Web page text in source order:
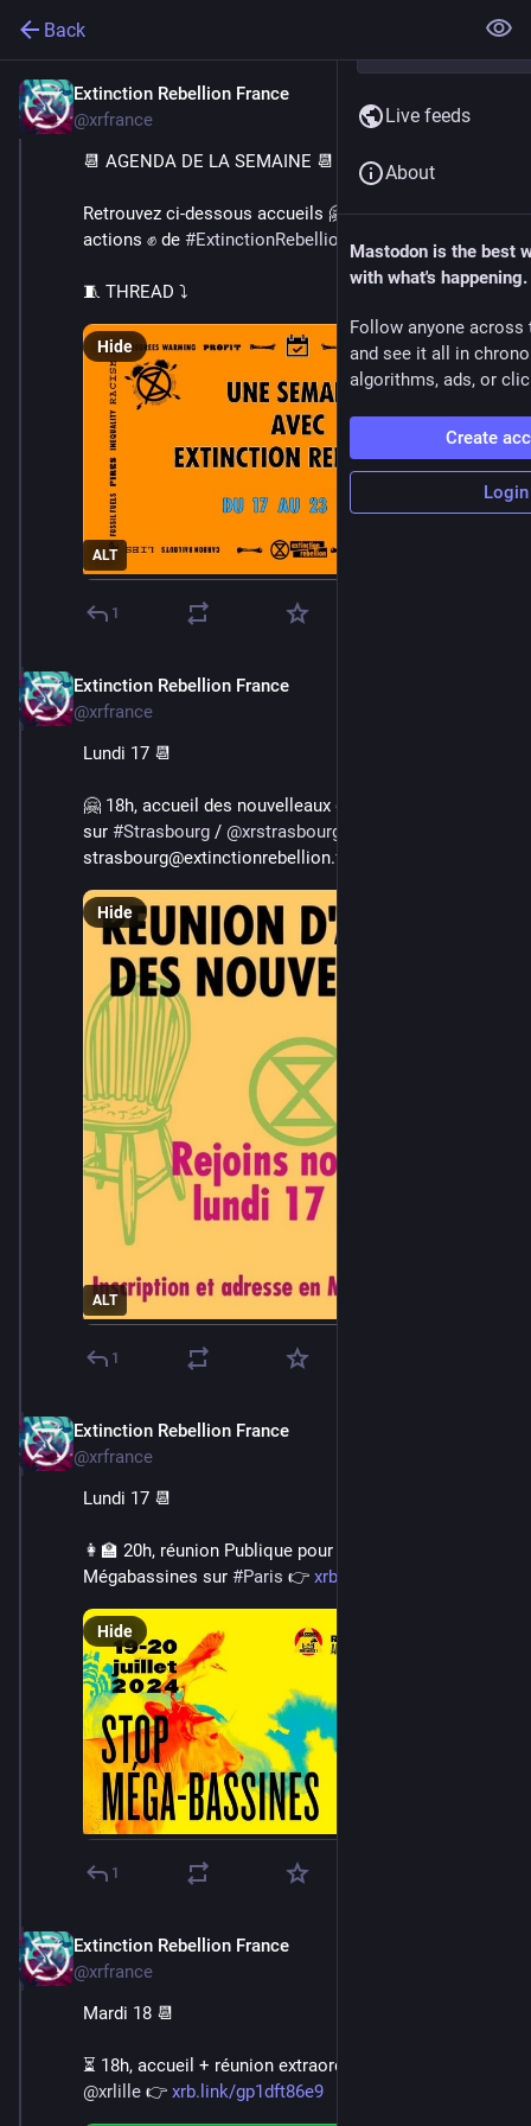
Back
Extinction Rebellion France
@xrfrance
📆 AGENDA DE LA SEMAINE 📆
Retrouvez ci-dessous accueils 🤗, formations 👩‍🏫,
actions ✊ de #ExtinctionRebellion a.k.a. "XR" ⏳
🧵 THREAD ⤵️
ALT
Hide
1
Extinction Rebellion France
@xrfrance
Lundi 17 📆
🤗 18h, accueil des nouvelleaux dans le mouvement
sur #Strasbourg / @xrstrasbourg
strasbourg@extinctionrebellion.fr
ALT
Hide
1
Extinction Rebellion France
@xrfrance
Lundi 17 📆
👩‍🏫 20h, réunion Publique pour s'organiser face aux
Mégabassines sur #Paris 👉 xrb.link/tl1H13ma39
Hide
1
Extinction Rebellion France
@xrfrance
Mardi 18 📆
⏳ 18h, accueil + réunion extraordinaire sur
@xrlille 👉 xrb.link/gp1dft86e9
Live feeds
About
Mastodon is the best
with what's happening.
Follow anyone across
and see it all in
algorithms, ads, or
Create
Login